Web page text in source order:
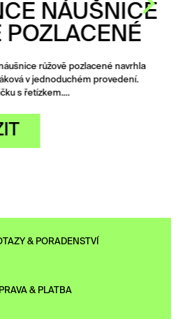
NÁUŠNICE
růžově pozlacené navrhla
v jednoduchém provedení.
s řetízkem.…
& PORADENSTVÍ
& PLATBA